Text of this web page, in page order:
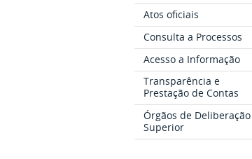
Atos oficiais
Consulta a Processos
Acesso a Informação
Transparência e
Prestação de Contas
Órgãos de Deliberação
Superior